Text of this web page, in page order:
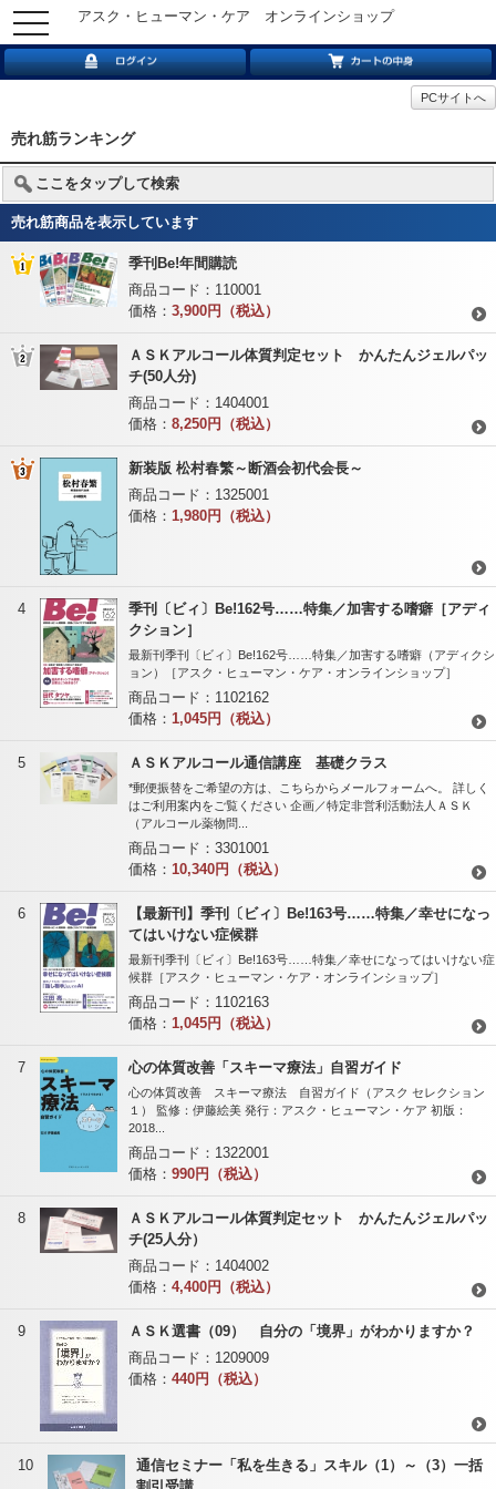
アスク・ヒューマン・ケア オンラインショップ
toggle
navigation
PCサイトへ
売れ筋ランキング
ここをタップして検索
売れ筋商品を表示しています
季刊Be!年間購読
商品コード： 110001
価格： 3,900円（税込）
ＡＳＫアルコール体質判定セット かんたんジェルパッ
チ(50人分)
商品コード： 1404001
価格： 8,250円（税込）
新装版 松村春繁～断酒会初代会長～
商品コード： 1325001
価格： 1,980円（税込）
4
季刊〔ビィ〕Be!162号……特集／加害する嗜癖［アディ
クション］
最新刊季刊〔ビィ〕Be!162号……特集／加害する嗜癖（アディクシ
ョン）［アスク・ヒューマン・ケア・オンラインショップ］
商品コード： 1102162
価格： 1,045円（税込）
5 ＡＳＫアルコール通信講座 基礎クラス
*郵便振替をご希望の方は、こちらからメールフォームへ。 詳しく
はご利用案内をご覧ください 企画／特定非営利活動法人ＡＳＫ
（アルコール薬物問...
商品コード： 3301001
価格： 10,340円（税込）
6
【最新刊】季刊〔ビィ〕Be!163号……特集／幸せになっ
てはいけない症候群
最新刊季刊〔ビィ〕Be!163号……特集／幸せになってはいけない症
候群［アスク・ヒューマン・ケア・オンラインショップ］
商品コード： 1102163
価格： 1,045円（税込）
7 心の体質改善「スキーマ療法」自習ガイド
心の体質改善 スキーマ療法 自習ガイド（アスク セレクション
１） 監修：伊藤絵美 発行：アスク・ヒューマン・ケア 初版：
2018...
商品コード： 1322001
価格： 990円（税込）
8
ＡＳＫアルコール体質判定セット かんたんジェルパッ
チ(25人分）
商品コード： 1404002
価格： 4,400円（税込）
9
ＡＳＫ選書（09） 自分の「境界」がわかりますか？
商品コード： 1209009
価格： 440円（税込）
10
通信セミナー「私を生きる」スキル（1）～（3）一括